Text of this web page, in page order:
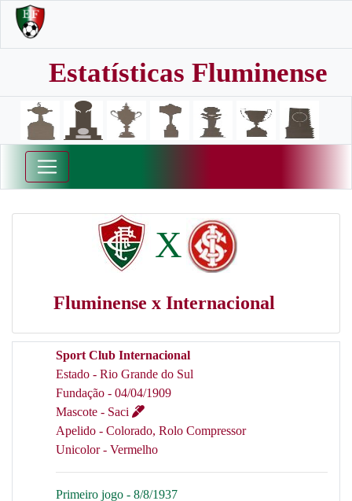
Estatísticas Fluminense
X
Fluminense x Internacional
Sport Club Internacional
Estado - Rio Grande do Sul
Fundação - 04/04/1909
Mascote - Saci
Apelido - Colorado, Rolo Compressor
Unicolor - Vermelho
Primeiro jogo - 8/8/1937